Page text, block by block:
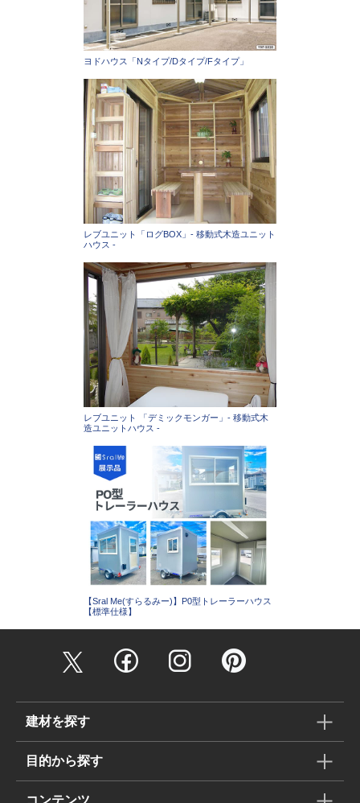
ヨドハウス「Nタイプ/Dタイプ/Fタイプ」
レブユニット「ログBOX」- 移動式木造ユニット
ハウス -
レブユニット 「デミックモンガー」- 移動式木
造ユニットハウス -
【Sral Me(すらるみー)】P0型トレーラーハウス
【標準仕様】
建材を探す
目的から探す
コンテンツ